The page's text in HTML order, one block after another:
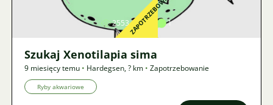
2553 2 1
ZAPOTRZEBOWANIE
Szukaj Xenotilapia sima
9 miesięcy temu • Hardegsen,? km • Zapotrzebowanie
Ryby akwariowe